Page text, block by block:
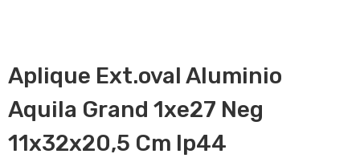
Aplique Ext.oval Aluminio
Aquila Grand 1xe27 Neg
11x32x20,5 Cm Ip44